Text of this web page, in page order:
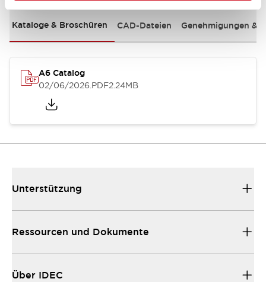
Kataloge & Broschüren CAD-Dateien Genehmigungen &
A6 Catalog
02/06/2026.PDF2.24MB
Unterstützung
Ressourcen und Dokumente
Über IDEC